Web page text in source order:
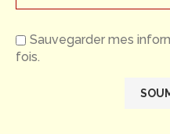
Sauvegarder mes
fois.